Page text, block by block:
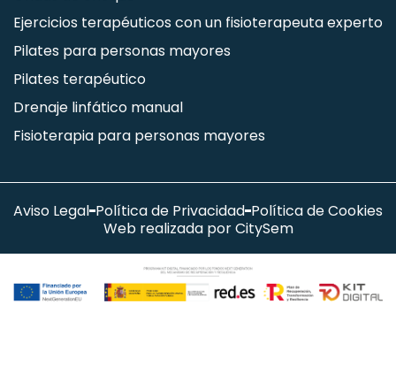
Ejercicios terapéuticos con un fisioterapeuta experto
Pilates para personas mayores
Pilates terapéutico
Drenaje linfático manual
Fisioterapia para personas mayores
Aviso Legal Política de Privacidad Política de Cookies
Web realizada por CitySem